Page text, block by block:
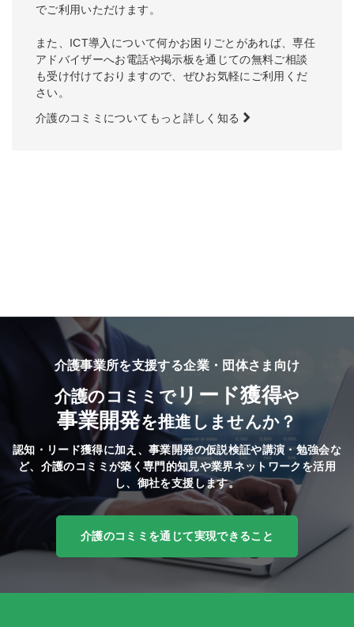
でご利用いただけます。
また、ICT導入について何かお困りごとがあれば、専任
アドバイザーへお電話や掲示板を通じての無料ご相談
も受け付けておりますので、ぜひお気軽にご利用くだ
さい。
介護のコミミについてもっと詳しく知る
介護事業所を支援する企業・団体さま向け
介護のコミミでリード獲得や
事業開発を推進しませんか？
認知・リード獲得に加え、事業開発の仮説検証や講演・勉強会な
ど、 介護のコミミが築く専門的知見や業界ネットワークを活用
し、御社を支援します。
介護のコミミを通じて実現できること